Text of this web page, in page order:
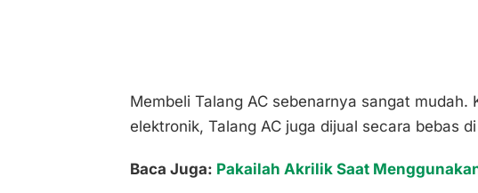
Membeli Talang AC sebenarnya sangat mudah.
elektronik, Talang AC juga dijual secara bebas
Baca Juga: Pakailah Akrilik Saat